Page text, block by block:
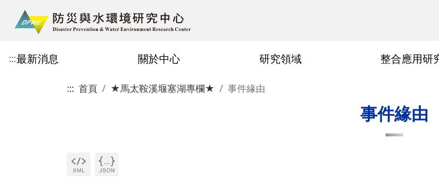
:::最新消息 關於中心
主要成員
研究領域
研究實績
整合應用研
主任的話114.10.03 即時報導114.10.03
::: 首頁 ★馬太鞍溪堰塞湖專欄★ 事件緣由
事件緣由